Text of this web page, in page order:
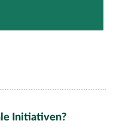
Initiativen?